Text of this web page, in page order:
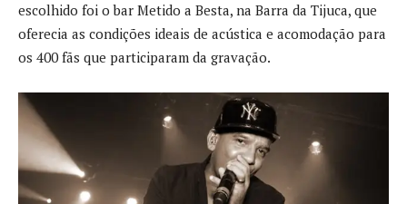
escolhido foi o bar Metido a Besta, na Barra da Tijuca, que
oferecia as condições ideais de acústica e acomodação para
os 400 fãs que participaram da gravação.